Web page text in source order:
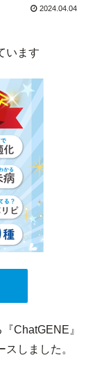
2024.04.04
います
ChatGENE』
しました。